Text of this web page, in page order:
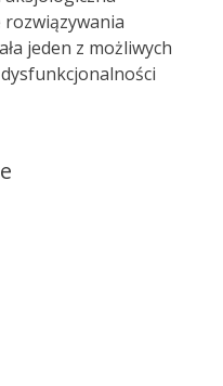
rozwiązywania
jeden z możliwych